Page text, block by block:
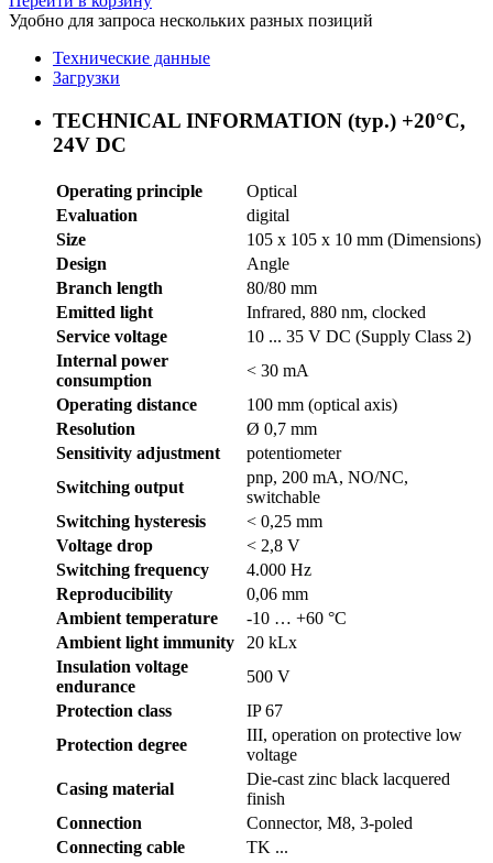
Удобно для запроса нескольких разных позиций
Технические данные
Загрузки
TECHNICAL INFORMATION (typ.) +20°C,
24V DC
Operating principle
Optical
Evaluation
digital
Size
105 x 105 x 10 mm (Dimensions)
Design
Angle
Branch length
80/80 mm
Emitted light
Infrared, 880 nm, clocked
Service voltage
10 ... 35 V DC (Supply Class 2)
Internal power
consumption
< 30 mA
Operating distance
100 mm (optical axis)
Resolution
Ø 0,7 mm
Sensitivity adjustment
potentiometer
Switching output
pnp, 200 mA, NO/NC,
switchable
Switching hysteresis
< 0,25 mm
Voltage drop
< 2,8 V
Switching frequency
4.000 Hz
Reproducibility
0,06 mm
Ambient temperature
-10 … +60 °C
Ambient light immunity
20 kLx
Insulation voltage
endurance
500 V
Protection class
IP 67
Protection degree
III, operation on protective low
voltage
Casing material
Die-cast zinc black lacquered
finish
Connection
Connector, M8, 3-poled
Connecting cable
TK ...